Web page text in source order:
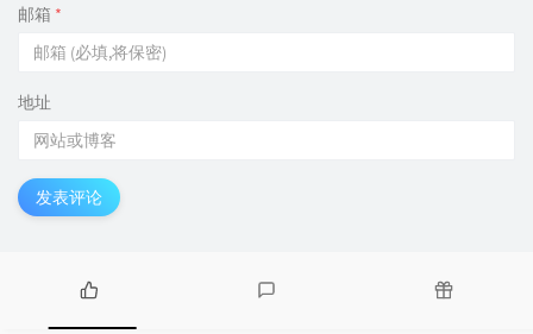
邮箱 *
地址
发表评论
热